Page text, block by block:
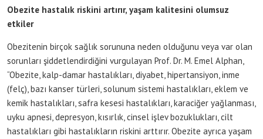
Obezite hastalık riskini artırır, yaşam kalitesini olumsuz
etkiler
Obezitenin birçok sağlık sorununa neden olduğunu veya var olan
sorunları şiddetlendirdiğini vurgulayan Prof. Dr. M. Emel Alphan,
“Obezite, kalp-damar hastalıkları, diyabet, hipertansiyon, inme
(felç), bazı kanser türleri, solunum sistemi hastalıkları, eklem ve
kemik hastalıkları, safra kesesi hastalıkları, karaciğer yağlanması,
uyku apnesi, depresyon, kısırlık, cinsel işlev bozuklukları, cilt
hastalıkları gibi hastalıkların riskini arttırır. Obezite ayrıca yaşam